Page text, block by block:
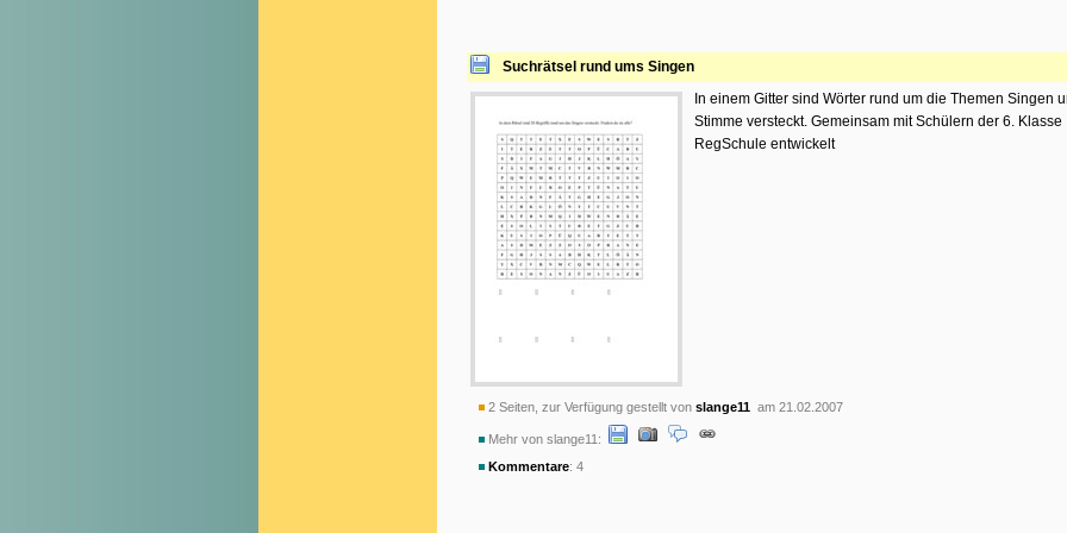
Suchrätsel rund ums Singen
In einem Gitter sind Wörter rund um die Themen Singen
Stimme versteckt. Gemeinsam mit Schülern der 6. Klasse
RegSchule entwickelt
2 Seiten, zur Verfügung gestellt von slange11 am 21.02.2007
Mehr von slange11:
Kommentare: 4